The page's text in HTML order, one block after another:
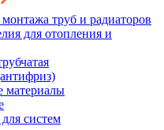
труб и радиаторов
для отопления и
материалы
систем